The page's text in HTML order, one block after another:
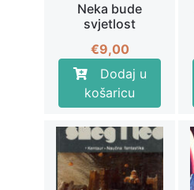
Neka bude
svjetlost
€9,00
Dodaj u
košaricu